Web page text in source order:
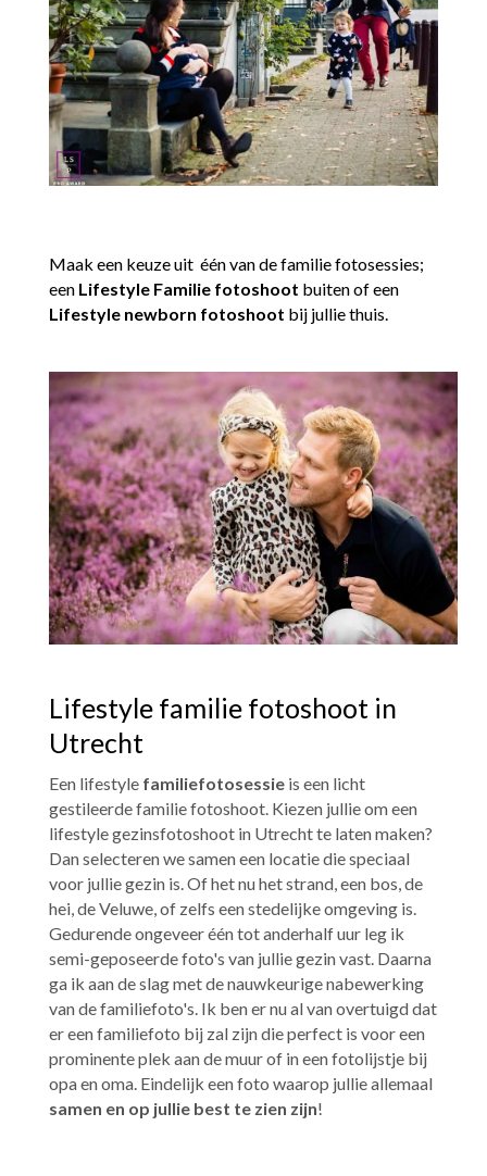
Maak een keuze uit één van de familie fotosessies;
een Lifestyle Familie fotoshoot buiten of een
Lifestyle newborn fotoshoot bij jullie thuis.
Lifestyle familie fotoshoot in
Utrecht
Een lifestyle familiefotosessieis een licht
gestileerde familie fotoshoot. Kiezen jullie om een
lifestyle gezinsfotoshoot in Utrechtte laten maken?
Dan selecteren we samen een locatie die speciaal
voor jullie gezin is. Of het nu het strand, een bos, de
hei, de Veluwe, of zelfs een stedelijke omgeving is.
Gedurende ongeveer één tot anderhalf uur leg ik
semi-geposeerde foto's van jullie gezin vast. Daarna
ga ik aan de slag met de nauwkeurige nabewerking
van de familiefoto's. Ik ben er nu al van overtuigd dat
er een familiefoto bij zal zijn die perfect is voor een
prominente plek aan de muur of in een fotolijstje bij
opa en oma. Eindelijk een foto waarop jullie allemaal
samen en op jullie best te zien zijn!